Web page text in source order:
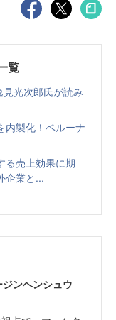
覧
見光次郎氏が読み
内製化！ベルーナ
る売上効果に期
企業と...
ンヘンシュウ